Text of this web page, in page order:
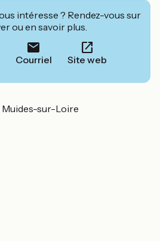
intéresse ? Rendez-vous sur
ou en savoir plus.
Courriel Site web
Muides-sur-Loire